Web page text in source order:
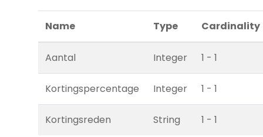
Name Type Cardinality
Aantal Integer 1 - 1
Kortingspercentage Integer 1 - 1
Kortingsreden String 1 - 1